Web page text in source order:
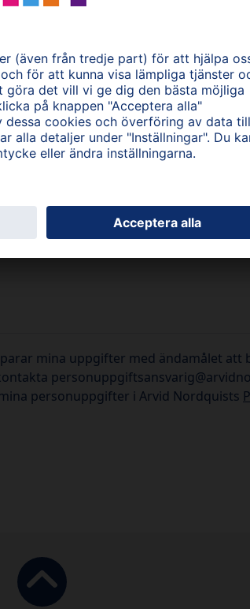
mina uppgifter med ändamålet att
personuppgifter i Arvid Nordquists